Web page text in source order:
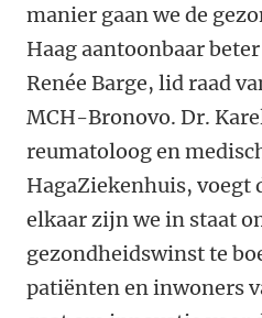
manier gaan we de
Haag aantoonbaar
Renée Barge, lid raad
MCH-Bronovo. Dr.
reumatoloog en
HagaZiekenhuis, voegt
elkaar zijn we in staat
gezondheidswinst te
patiënten en inwoners